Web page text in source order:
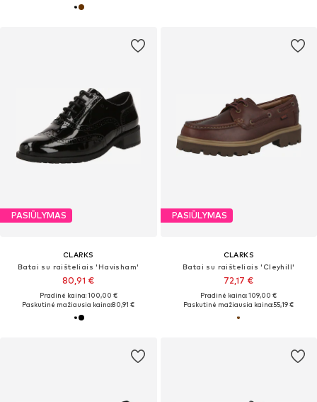
PASIŪLYMAS
CLARKS
Batai su raišteliais 'Havisham'
80,91 €
Pradinė kaina: 100,00 €
Paskutinė mažiausia kaina:80,91 €
PASIŪLYMAS
CLARKS
Batai su raišteliais 'Cleyhill'
72,17 €
Pradinė kaina: 109,00 €
Paskutinė mažiausia kaina:55,19 €